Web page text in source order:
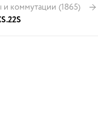
и коммутации (1865)